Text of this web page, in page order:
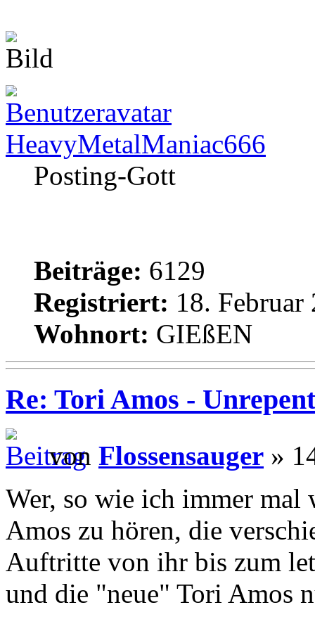
HeavyMetalManiac666
Posting-Gott
Beiträge: 6129
Registriert: 18. Februar
Wohnort: GIEßEN
Re: Tori Amos -
von Flossensauger »
Wer, so wie ich immer
Amos zu hören, die
Auftritte von ihr bis zum
und die "neue" Tori Amos